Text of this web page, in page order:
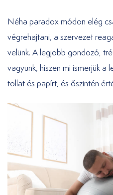
Néha paradox módon elég
végrehajtani, a szervezet
velünk. A legjobb gondozó,
vagyunk, hiszen mi ismerjük a
tollat és papírt, és őszintén